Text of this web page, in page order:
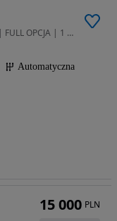
4395 cm3 • 530 KM • BMW X5 M50i | 530 KM | FULL OPCJA | 1 właściciel | Bezwypadkowy | VAT
Automatyczna
15 000 PLN